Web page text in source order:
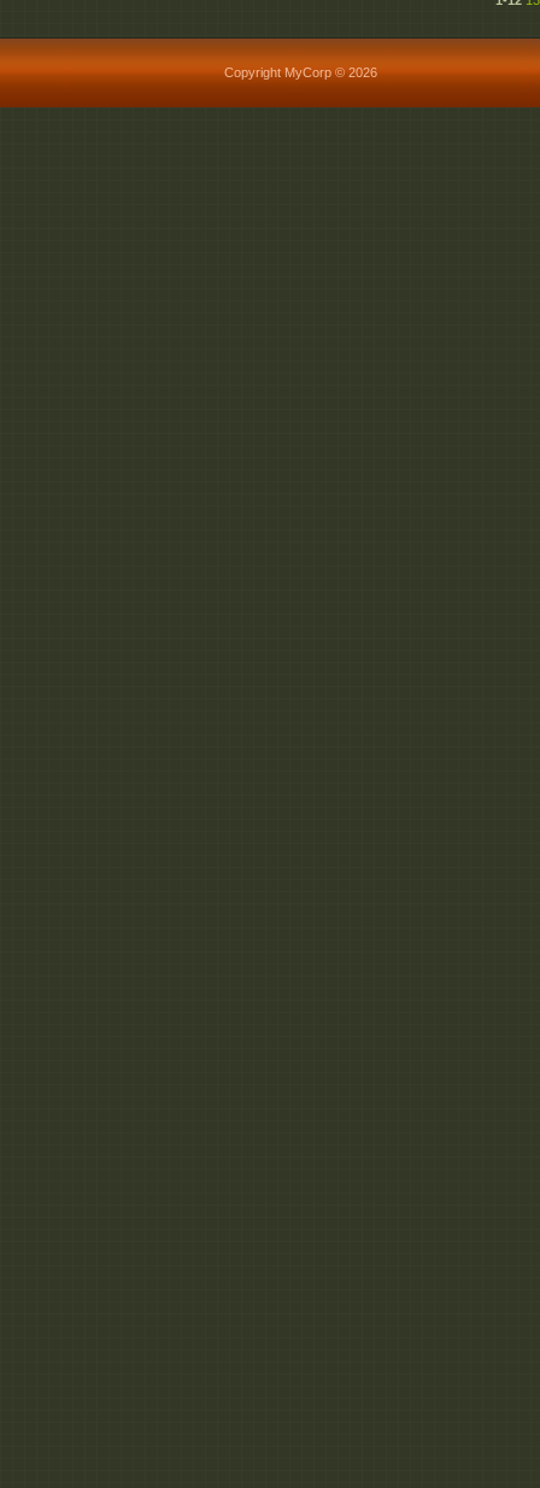
Copyright MyCorp © 2026